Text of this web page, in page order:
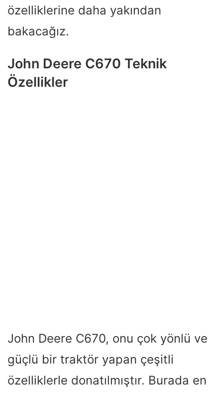
özelliklerine daha yakından
bakacağız.
John Deere C670 Teknik
Özellikler
John Deere C670, onu çok yönlü ve
güçlü bir traktör yapan çeşitli
özelliklerle donatılmıştır. Burada en